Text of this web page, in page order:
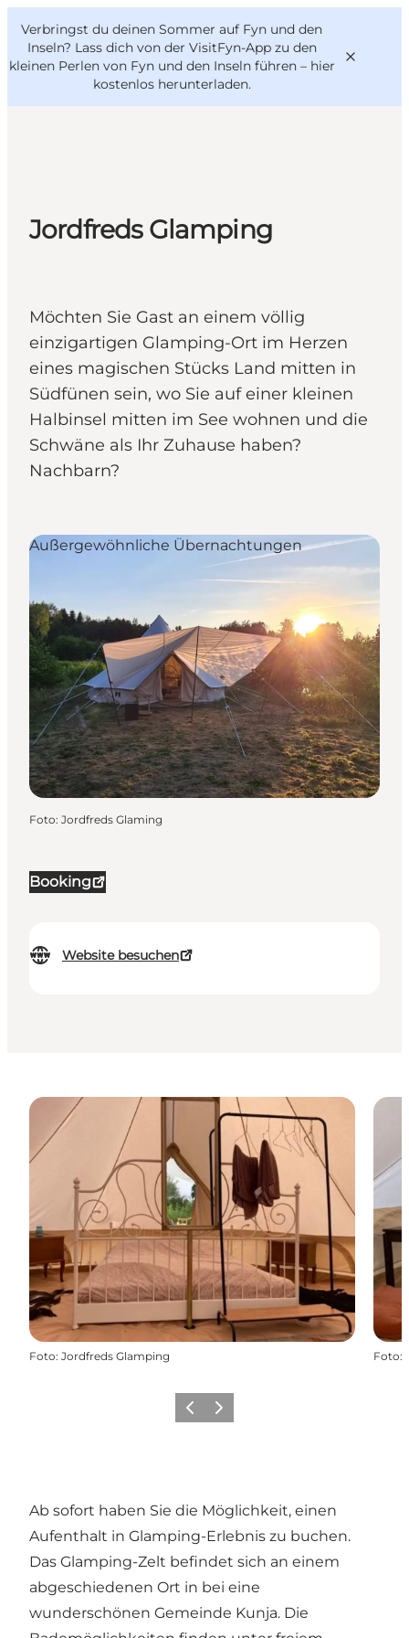
Verbringst du deinen Sommer auf Fyn und den
Inseln? Lass dich von der VisitFyn-App zu den
kleinen Perlen von Fyn und den Inseln führen – hier
kostenlos herunterladen.
Outdoor & bike
VisitFyn
Deutsch
Jordfreds Glamping
Möchten Sie Gast an einem völlig
einzigartigen Glamping-Ort im Herzen
eines magischen Stücks Land mitten in
Südfünen sein, wo Sie auf einer kleinen
Halbinsel mitten im See wohnen und die
Schwäne als Ihr Zuhause haben?
Nachbarn?
Booking
Website besuchen
Außergewöhnliche Übernachtungen
Foto: Jordfreds Glaming
Foto: Jordfreds Glamping Foto:
ZurückWeiter
Ab sofort haben Sie die Möglichkeit, einen
Aufenthalt in Glamping-Erlebnis zu buchen.
Das Glamping-Zelt befindet sich an einem
abgeschiedenen Ort in bei eine
wunderschönen Gemeinde Kunja. Die